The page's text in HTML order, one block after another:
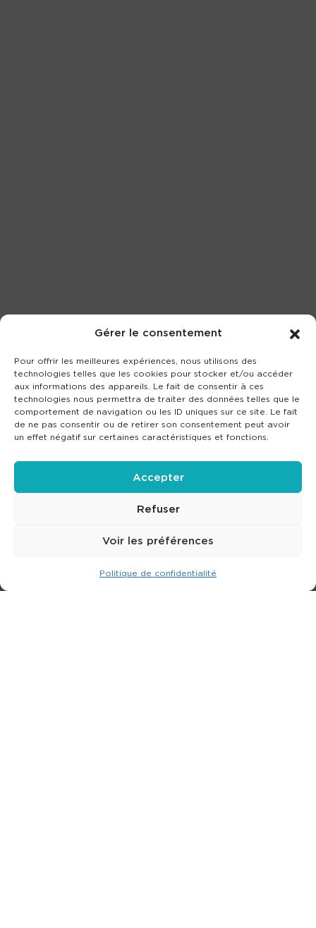
Gérer le consentement
Pour offrir les meilleures expériences, nous utilisons des
technologies telles que les cookies pour stocker et/ou accéder
aux informations des appareils. Le fait de consentir à ces
technologies nous permettra de traiter des données telles que le
comportement de navigation ou les ID uniques sur ce site. Le fait
de ne pas consentir ou de retirer son consentement peut avoir
un effet négatif sur certaines caractéristiques et fonctions.
Accepter
Refuser
Voir les préférences
Politique de confidentialité